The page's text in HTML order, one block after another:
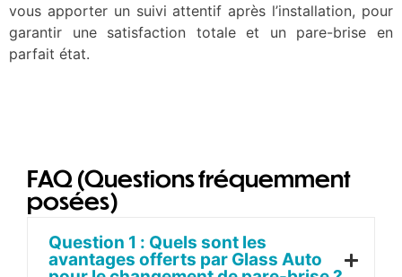
vous apporter un suivi attentif après l’installation, pour
garantir une satisfaction totale et un pare-brise en
parfait état.
FAQ (Questions fréquemment
posées)
Question 1 : Quels sont les
avantages offerts par Glass Auto